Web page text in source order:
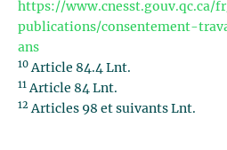
https://
publications/consentement-
ans
10 Article 84.4 Lnt.
11 Article 84 Lnt.
12 Articles 98 et suivants Lnt.